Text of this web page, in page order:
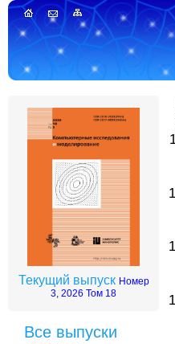
Текущий выпуск Номер
3, 2026 Том 18
Все выпуски